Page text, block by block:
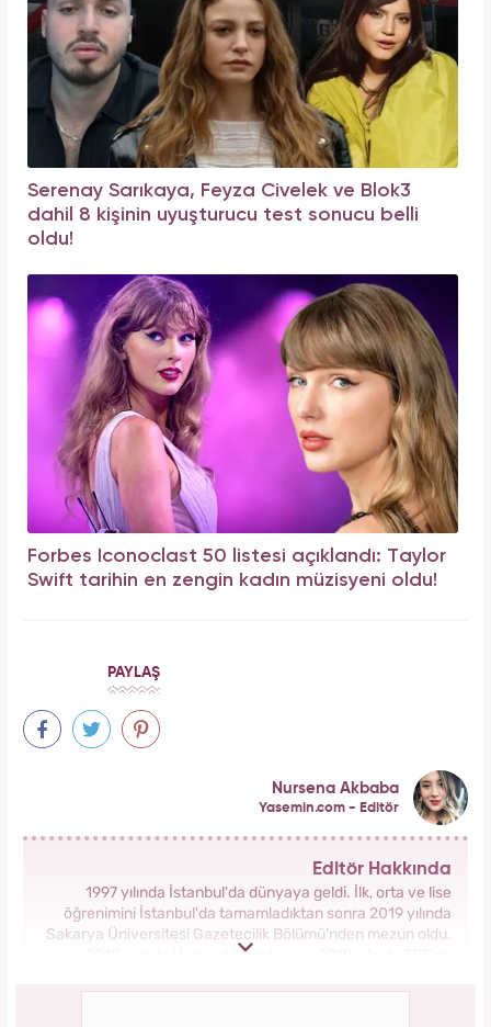
Serenay Sarıkaya, Feyza Civelek ve Blok3
dahil 8 kişinin uyuşturucu test sonucu belli
oldu!
Forbes Iconoclast 50 listesi açıklandı: Taylor
Swift tarihin en zengin kadın müzisyeni oldu!
PAYLAŞ
Nursena Akbaba
Yasemin.com - Editör
Editör Hakkında
1997 yılında İstanbul'da dünyaya geldi. İlk, orta ve lise
öğrenimini İstanbul'da tamamladıktan sonra 2019 yılında
Sakarya Üniversitesi Gazetecilik Bölümü'nden mezun oldu.
2018 yılında Hürriyet Gazetesi ve 2019 yılında TRT'de
Grubu bünyesinde yer alan Yasemin.com'da İçerik Editörü